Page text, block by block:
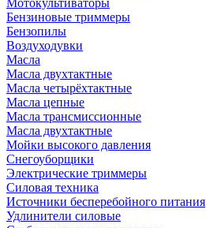
Мотокультиваторы
Бензиновые триммеры
Бензопилы
Воздуходувки
Масла
Масла двухтактные
Масла четырёхтактные
Масла цепные
Масла трансмиссионные
Масла двухтактные
Мойки высокого давления
Снегоуборщики
Электрические триммеры
Силовая техника
Источники бесперебойного питания
Удлинители силовые